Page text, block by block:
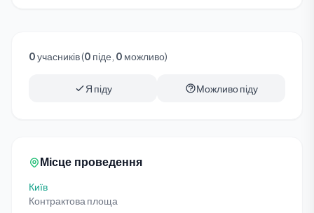
0учасників (0 піде, 0 можливо)
Я піду Можливо піду
Місце проведення
Київ
Контрактова площа